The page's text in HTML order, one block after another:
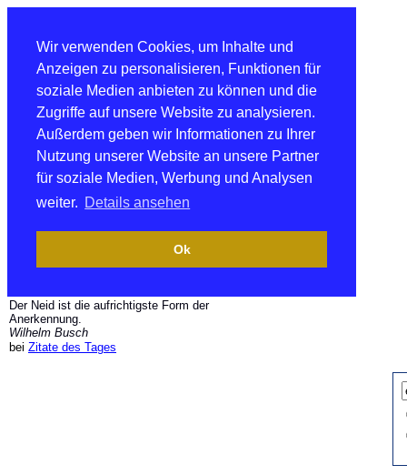
Wir verwenden Cookies, um Inhalte und
Anzeigen zu personalisieren, Funktionen für
soziale Medien anbieten zu können und die
Zugriffe auf unsere Website zu analysieren.
Außerdem geben wir Informationen zu Ihrer
Nutzung unserer Website an unsere Partner
für soziale Medien, Werbung und Analysen
weiter. Details ansehen
Ok
Der Neid ist die aufrichtigste Form der
Anerkennung.
Wilhelm Busch
bei Zitate des Tages